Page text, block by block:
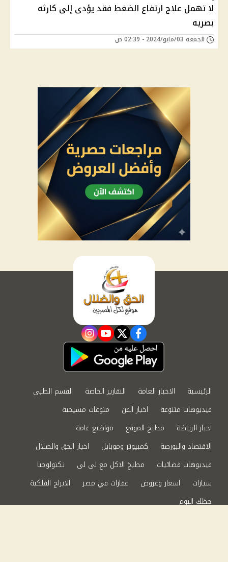
لا تهمل علاج ارتفاع الضغط فقد يؤدى إلى كارثه
بصريه
الجمعة 03/مايو/2024 - 02:39 ص
facebook
twitter
youtube
instagram
الرئيسية الاخبار العامة التقارير الخاصة
القسم الطبي
فيديوهات متنوعة
اخبار الفن
منوعات مسيحية
اخبار الرياضة
مطبخ الموقع
مواضيع عامة
الاقتصاد والبورصة
كمبيوتر وموبايل
اخبار الحق والضلال
فيديوهات فضائيات
مطبخ الاكل مع لى لى
تكنولوجيا
سيارات
اسعار وعروض عقارات في مصر
الابراج الفلكية
حظك اليوم